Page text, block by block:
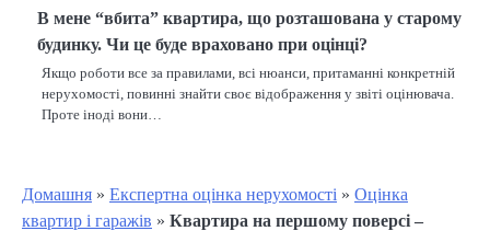
В мене “вбита” квартира, що розташована у старому
будинку. Чи це буде враховано при оцінці?
Якщо роботи все за правилами, всі нюанси, притаманні конкретній
нерухомості, повинні знайти своє відображення у звіті оцінювача.
Проте іноді вони…
Домашня » Експертна оцінка нерухомості » Оцінка
квартир і гаражів » Квартира на першому поверсі –